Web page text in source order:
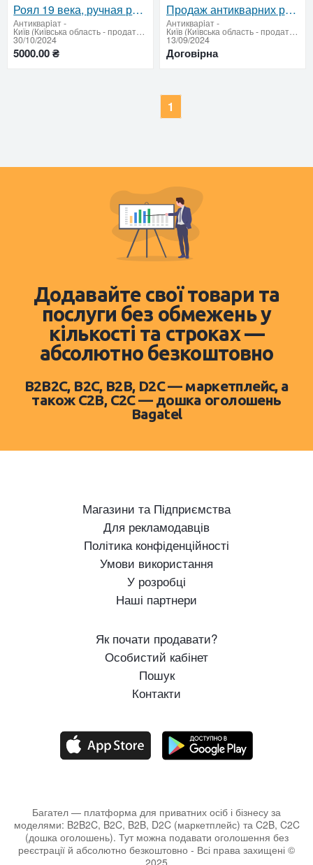
Роял 19 века, ручная работа — редкий антиквариат
Антикварiат-
Київ (Київська область - продати купити)
30/10/2024
5000.00 ₴
Продаж антикварних речей
Антикварiат-
Київ (Київська область - продати купити)
13/09/2024
Договірна
1
Додавайте свої товари та
послуги без обмежень у
кількості та строках —
абсолютно безкоштовно
B2B2C, B2C, B2B, D2C — маркетплейс, а
також C2B, C2C — дошка оголошень
Bagatel
Магазини та Підприємства
Для рекламодавців
Політика конфіденційності
Умови використання
У розробці
Наші партнери
Як почати продавати?
Особистий кабінет
Пошук
Контакти
Багател — платформа для приватних осіб і бізнесу за
моделями: B2B2C, B2C, B2B, D2C (маркетплейс) та C2B, C2C
(дошка оголошень). Тут можна подавати оголошення без
реєстрації й абсолютно безкоштовно - Всі права захищені ©